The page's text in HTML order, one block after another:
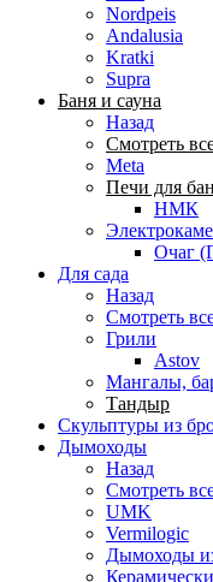
Nordpeis
Andalusia
Kratki
Supra
Баня и сауна
Назад
Смотреть
Meta
Печи для
НМК
Очаг
Для сада
Назад
Смотреть
Грили
Astov
Мангалы,
Тандыр
Скульптуры из
Дымоходы
Назад
Смотреть
UMK
Vermilogic
Дымоходы